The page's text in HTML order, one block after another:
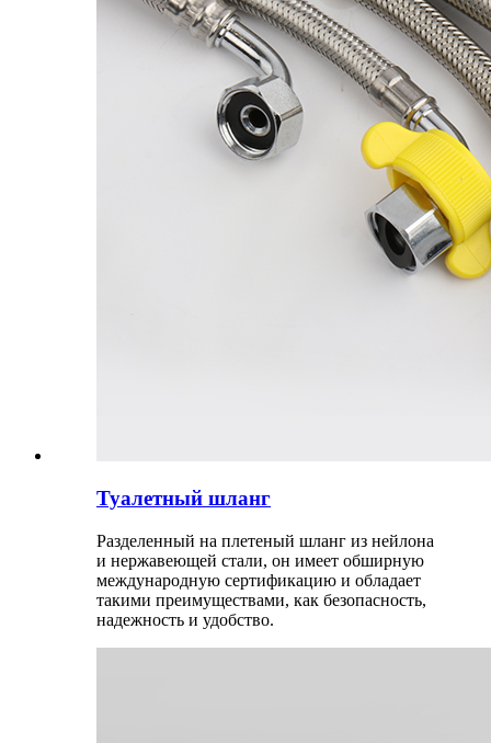
Туалетный шланг
Разделенный на плетеный шланг из нейлона
и нержавеющей стали, он имеет обширную
международную сертификацию и обладает
такими преимуществами, как безопасность,
надежность и удобство.